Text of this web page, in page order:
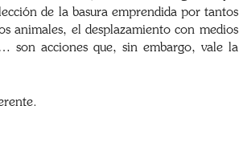
de la basura emprendida por tantos
animales, el desplazamiento con medios
son acciones que, sin embargo, vale la